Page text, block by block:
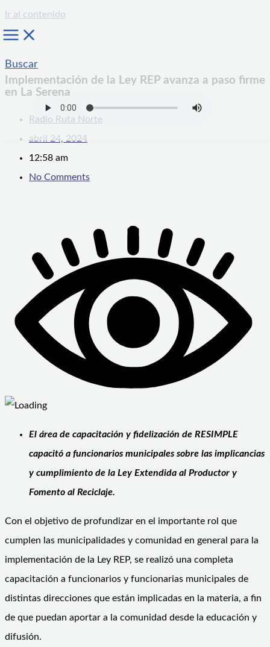
Ir al contenido
Buscar
Implementación de la Ley REP avanza a paso firme
en La Serena
Radio Ruta Norte
abril 24, 2024
12:58 am
No Comments
El área de capacitación y fidelización de RESIMPLE
capacitó a funcionarios municipales sobre las implicancias
y cumplimiento de la Ley Extendida al Productor y
Fomento al Reciclaje.
Con el objetivo de profundizar en el importante rol que
cumplen las municipalidades y comunidad en general para la
implementación de la Ley REP, se realizó una completa
capacitación a funcionarios y funcionarias municipales de
distintas direcciones que están implicadas en la materia, a fin
de que puedan aportar a la comunidad desde la educación y
difusión.